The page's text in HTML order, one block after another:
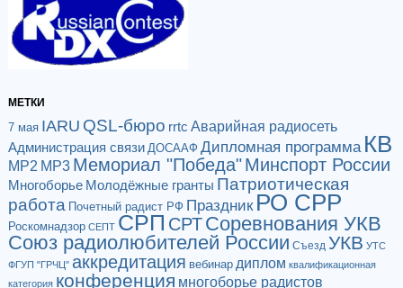
МЕТКИ
7 мая IARU QSL-бюро rrtc Аварийная радиосеть
Администрация связи ДОСААФ Дипломная программа КВ
МР2 МР3 Мемориал "Победа"Минспорт России
Многоборье Молодёжные гранты Патриотическая
работа Почетный радист РФ Праздник РО СРР
Роскомнадзор СЕПТ СРП СРТСоревнования УКВ
Союз радиолюбителей России Съезд УКВ УТС
ФГУП "ГРЧЦ" аккредитация вебинар диплом квалификационная
категория конференция многоборье радистов